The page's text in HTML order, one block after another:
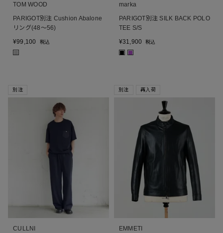
TOM WOOD
PARIGOT別注 Cushion Abalone
リング(48～56)
¥99,100 税込
■
marka
PARIGOT別注 SILK BACK POLO
TEE S/S
¥31,900 税込
■ ■
別注
CULLNI
別注 再入荷
EMMETI